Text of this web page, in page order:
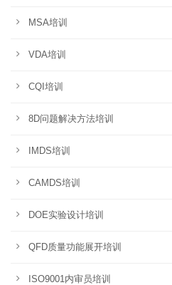
MSA培训
VDA培训
CQI培训
8D问题解决方法培训
IMDS培训
CAMDS培训
DOE实验设计培训
QFD质量功能展开培训
ISO9001内审员培训